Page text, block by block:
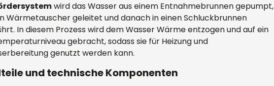
wird das Wasser aus einem Entnahmebrunnen gepumpt,
Wärmetauscher geleitet und danach in einen Schluckbrunnen
In diesem Prozess wird dem Wasser Wärme entzogen und auf ein
gebracht, sodass sie für Heizung und
genutzt werden kann.
und technische Komponenten